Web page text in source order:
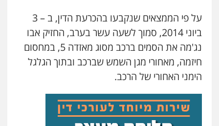
על פי הממצאים שנקבעו בהכרעת הדין, ב – 3
ביוני 2014, סמוך לשעה עשר בערב, החזיק אבו
נג'מה את הסמים ברכב מסוג מאזדה 5, במחסום
חיזמה, מאחורי מגן השמש שברכב ובתוך הגלגל
הימני האחורי של הרכב.